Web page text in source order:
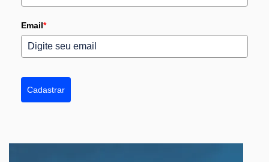
Email*
Cadastrar